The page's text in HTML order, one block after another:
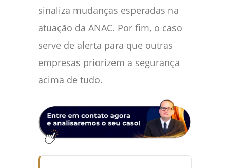
sinaliza mudanças esperadas na
atuação da ANAC. Por fim, o caso
serve de alerta para que outras
empresas priorizem a segurança
acima de tudo.